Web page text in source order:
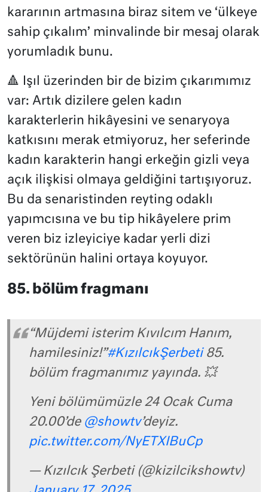
kararının artmasına biraz sitem ve ‘ülkeye
sahip çıkalım’ minvalinde bir mesaj olarak
yorumladık bunu.
🔺 Işıl üzerinden bir de bizim çıkarımımız
var: Artık dizilere gelen kadın
karakterlerin hikâyesini ve senaryoya
katkısını merak etmiyoruz, her seferinde
kadın karakterin hangi erkeğin gizli veya
açık ilişkisi olmaya geldiğini tartışıyoruz.
Bu da senaristinden reyting odaklı
yapımcısına ve bu tip hikâyelere prim
veren biz izleyiciye kadar yerli dizi
sektörünün halini ortaya koyuyor.
85. bölüm fragmanı
“Müjdemi isterim Kıvılcım Hanım,
hamilesiniz!”#KızılcıkŞerbeti85.
bölüm fragmanımız yayında. 💥
Yeni bölümümüzle 24 Ocak Cuma
20.00’de @showtv’deyiz.
pic.twitter.com/NyETXIBuCp
— Kızılcık Şerbeti (@kizilcikshowtv)